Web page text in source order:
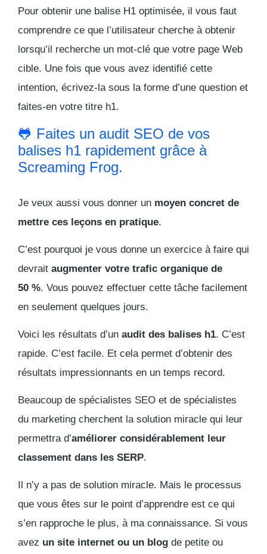
Pour obtenir une balise H1 optimisée, il vous faut
comprendre ce que l’utilisateur cherche à obtenir
lorsqu’il recherche un mot-clé que votre page Web
cible. Une fois que vous avez identifié cette
intention, écrivez-la sous la forme d’une question et
faites-en votre titre h1.
🐸 Faites un audit SEO de vos
balises h1 rapidement grâce à
Screaming Frog.
Je veux aussi vous donner un moyen concret de
mettre ces leçons en pratique.
C’est pourquoi je vous donne un exercice à faire qui
devrait augmenter votre trafic organique de
50 %. Vous pouvez effectuer cette tâche facilement
en seulement quelques jours.
Voici les résultats d’un audit des balises h1. C’est
rapide. C’est facile. Et cela permet d’obtenir des
résultats impressionnants en un temps record.
Beaucoup de spécialistes SEO et de spécialistes
du marketing cherchent la solution miracle qui leur
permettra d’améliorer considérablement leur
classement dans les SERP.
Il n’y a pas de solution miracle. Mais le processus
que vous êtes sur le point d’apprendre est ce qui
s’en rapproche le plus, à ma connaissance. Si vous
avez un site internet ou un blog de petite ou